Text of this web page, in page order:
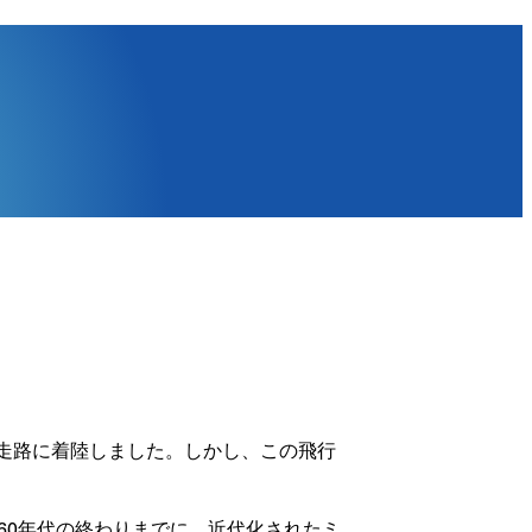
路に着陸しました。しかし、この飛行